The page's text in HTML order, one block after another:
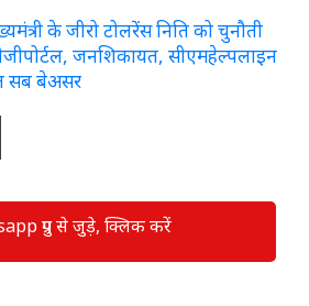
के जीरो टोलरेंस निति को चुनौती
जनशिकायत, सीएमहेल्पलाइन
सब बेअसर
ग्रुप से जुड़े, क्लिक करें